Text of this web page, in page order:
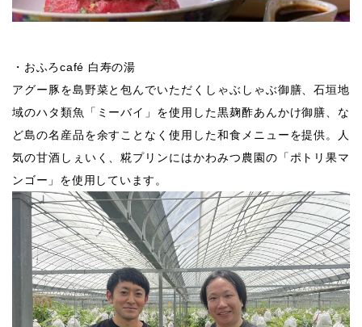
・おふろcafé 白寿の湯
アグー豚を島野菜と包んでいただくしゃぶしゃぶ御膳、石垣地
域のハタ類魚「ミーバイ」を使用した黒麹酢あんかけ御膳、な
ど島の名産品を余すことなく使用した和食メニューを提供。人
気の甘酒しぇいく、糀プリンにはかわみつ農園の「ポトリ果マ
ンゴー」を使用しています。